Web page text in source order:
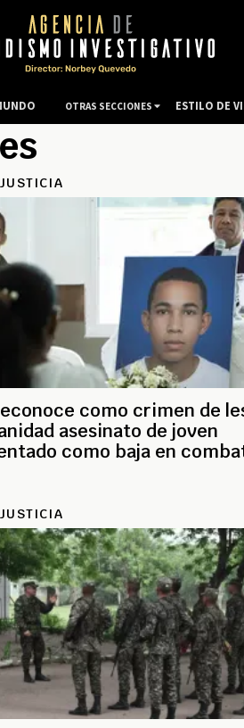
JUSTICIA
como crimen de
asesinato de joven
como baja en
JUSTICIA
OTRAS SECCIONES ESTILO DE